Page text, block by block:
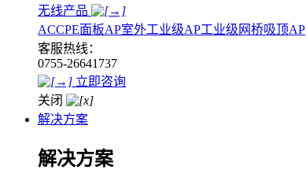
无线产品
ACCPE面板AP室外工业级AP工业级网桥吸顶AP
客服热线：
0755-26641737
立即咨询
关闭
解决方案
解决方案